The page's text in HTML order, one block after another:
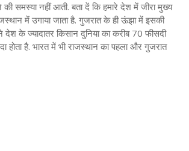
समस्या नहीं आती. बता दें कि हमारे देश में जीरा मुख्य
में उगाया जाता है. गुजरात के ही ऊंझा में इसकी
के ज्यादातर किसान दुनिया का करीब 70 फीसदी
होता है. भारत में भी राजस्थान का पहला और गुजरात